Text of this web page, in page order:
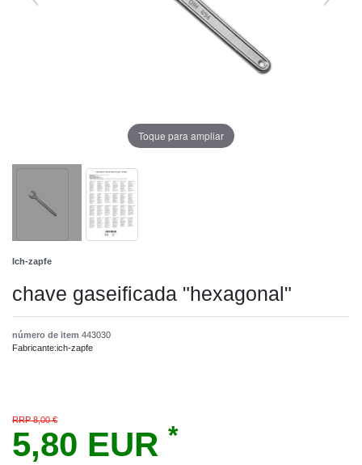
Toque para ampliar
Ich-zapfe
chave gaseificada "hexagonal"
número de item 443030
Fabricante:ich-zapfe
RRP 8,00 €
5,80 EUR *